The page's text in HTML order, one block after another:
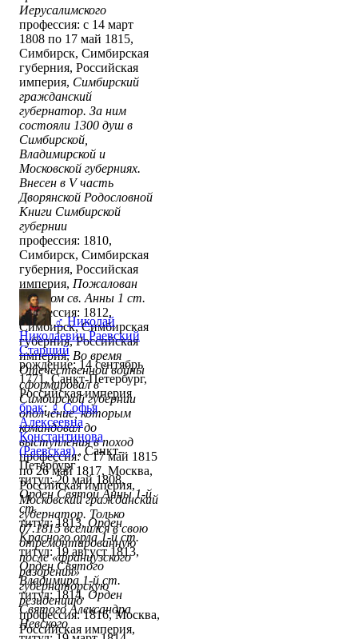
Иерусалимского
профессия: с 14 март
1808 по 17 май 1815,
Симбирск, Симбирская
губерния, Российская
империя, Симбирский
гражданский
губернатор. За ним
состояли 1300 душ в
Симбирской,
Владимирской и
Московской губерниях.
Внесен в V часть
Дворянской Родословной
Книги Симбирской
губернии
профессия: 1810,
Симбирск, Симбирская
губерния, Российская
империя, Пожалован
орденом св. Анны 1 ст.
профессия: 1812,
Симбирск, Симбирская
губерния, Российская
империя, Во время
Отечественной войны
сформировал в
Симбирской губернии
ополчение, которым
командовал до
выступления в поход
профессия: с 17 май 1815
по 26 май 1817, Москва,
Российская империя,
Московский гражданский
губернатор. Только
07.1815 вселился в свою
отремонтированную
после «французского
разорения»
губернаторскую
резиденцию
профессия: 1816, Москва,
Российская империя,
♂ Николай
Николаевич Раевский
Старший
рождение: 14 сентябрь
1771, Санкт-Петербург,
Российская империя
брак:♀ Софья
Алексеевна
Константинова
(Раевская), Санкт-
Петербург
титул: 20 май 1808,
Орден Святой Анны 1-й
ст.
титул: 1813,Орден
Красного орла 1-й ст.
титул: 19 август 1813,
Орден Святого
Владимира 1-й ст.
титул: 1814,Орден
Святого Александра
Невского